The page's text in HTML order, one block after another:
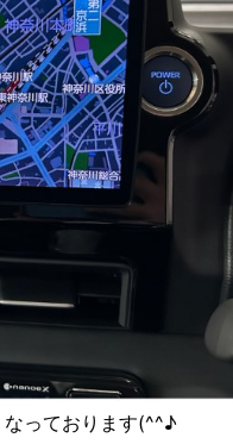
なっております(^^♪